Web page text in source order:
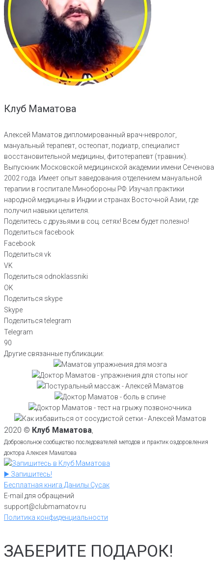
Клуб Маматова
Алексей Маматов дипломированный врач-невролог,
мануальный терапевт, остеопат, подиатр, специалист
восстановительной медицины, фитотерапевт (травник).
Выпускник Московской медицинской академии имени Сеченова
2002 года. Имеет опыт заведования отделением мануальной
терапии в госпитале Минобороны РФ. Изучал практики
народной медицины в Индии и странах Восточной Азии, где
получил навыки целителя.
Поделитесь с друзьями в соц. сетях! Всем будет полезно!
Поделиться facebook
Facebook
Поделиться vk
VK
Поделиться odnoklassniki
OK
Поделиться skype
Skype
Поделиться telegram
Telegram
90
Другие связанные публикации:
улучшают координацию движений:
полезные практики для мозга
Алексея Маматова
Упражнения для мышц стопы ног
против косточки и улучшения
кровотока от доктора Маматова
{практики 2}
Как выводить слизь из легких без
аппарата ИВЛ: практически народное
средство из СССР, о котором забыли
Как растянуть подвздошно
поясничную мышцу упражнениями,
чтобы снять боли в спине
Тест на грыжу позвоночника: кому
грозят проблемы с грыжей в спине
объясняет Алексей Маматов
Удаление сосудистых звездочек: как
убрать капиллярную сетку на ногах
простым средством
2020 © Клуб Маматова
Добровольное сообщество последователей методов и практик оздоровления
доктора Алексея Маматова
▶️ Запишитесь!
Бесплатная книга Данилы Сусак
E-mail для обращений
support@clubmamatov.ru
Политика конфиденциальности
ЗАБЕРИТЕ ПОДАРОК!